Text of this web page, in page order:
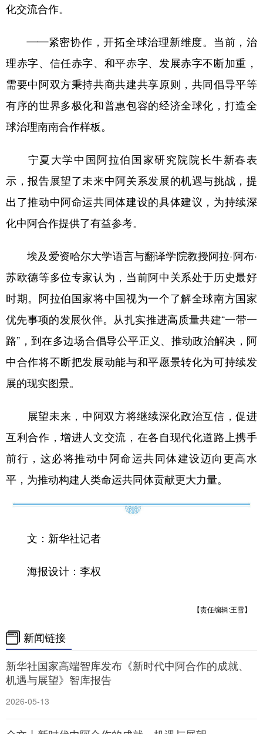
化交流合作。
——紧密协作，开拓全球治理新维度。当前，治
理赤字、信任赤字、和平赤字、发展赤字不断加重，
需要中阿双方秉持共商共建共享原则，共同倡导平等
有序的世界多极化和普惠包容的经济全球化，打造全
球治理南南合作样板。
宁夏大学中国阿拉伯国家研究院院长牛新春表
示，报告展望了未来中阿关系发展的机遇与挑战，提
出了推动中阿命运共同体建设的具体建议，为持续深
化中阿合作提供了有益参考。
埃及爱资哈尔大学语言与翻译学院教授阿拉·阿布·
苏欧德等多位专家认为，当前阿中关系处于历史最好
时期。阿拉伯国家将中国视为一个了解全球南方国家
优先事项的发展伙伴。从扎实推进高质量共建“一带一
路”，到在多边场合倡导公平正义、推动政治解决，阿
中合作将不断把发展动能与和平愿景转化为可持续发
展的现实图景。
展望未来，中阿双方将继续深化政治互信，促进
互利合作，增进人文交流，在各自现代化道路上携手
前行，这必将推动中阿命运共同体建设迈向更高水
平，为推动构建人类命运共同体贡献更大力量。
文：新华社记者
海报设计：李权
【责任编辑:王雪】
新闻链接
新华社国家高端智库发布《新时代中阿合作的成就、
机遇与展望》智库报告
2026-05-13